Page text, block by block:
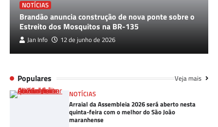
NOTÍCIAS
Brandão anuncia construção de nova ponte sobre o
Estreito dos Mosquitos na BR-135
Jan Info 12 de junho de 2026
Populares Veja mais
NOTÍCIAS
Arraial da Assembleia 2026 será aberto nesta
quinta-feira com o melhor do São João
maranhense